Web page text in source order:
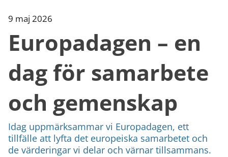
9 maj 2026
Europadagen – en
dag för samarbete
och gemenskap
Idag uppmärksammar vi Europadagen, ett
tillfälle att lyfta det europeiska samarbetet och
de värderingar vi delar och värnar tillsammans.